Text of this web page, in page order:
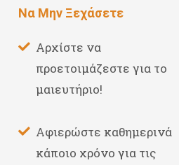
Να Μην Ξεχάσετε
Αρχίστε να
προετοιμάζεστε για το
μαιευτήριο!
Αφιερώστε καθημερινά
κάποιο χρόνο για τις